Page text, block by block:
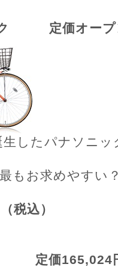
ク 定価オープ
したパナソニ
もお求めやす
税込）
定価165,024